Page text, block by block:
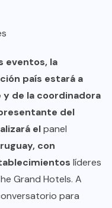
eventos, la
país estará a
de la coordinadora
del
elpanel
con
líderes
Grand Hotels. A
para